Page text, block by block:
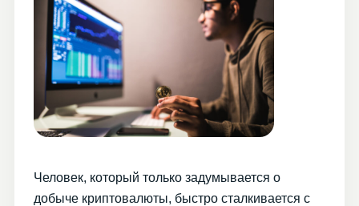
Человек, который только задумывается о
добыче криптовалюты, быстро сталкивается с